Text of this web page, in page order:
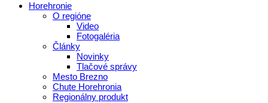
Horehronie
O regióne
Video
Fotogaléria
Články
Novinky
Tlačové správy
Mesto Brezno
Chute Horehronia
Regionálny produkt